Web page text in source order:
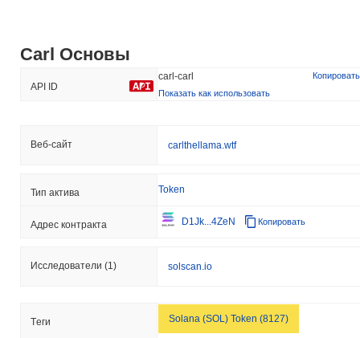
Carl Основы
API ID
carl-carl
Копировать
Показать как использовать
Веб-сайт carlthellama.wtf
Тип актива Token
Адрес контракта D1Jk...4ZeN Копировать
Исследователи (1) solscan.io
Tеги Solana (SOL) Token (8127)